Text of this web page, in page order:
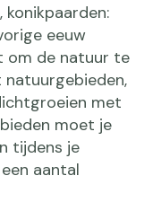
eeuw
om de natuur te
met
moet je
tijdens je
aantal